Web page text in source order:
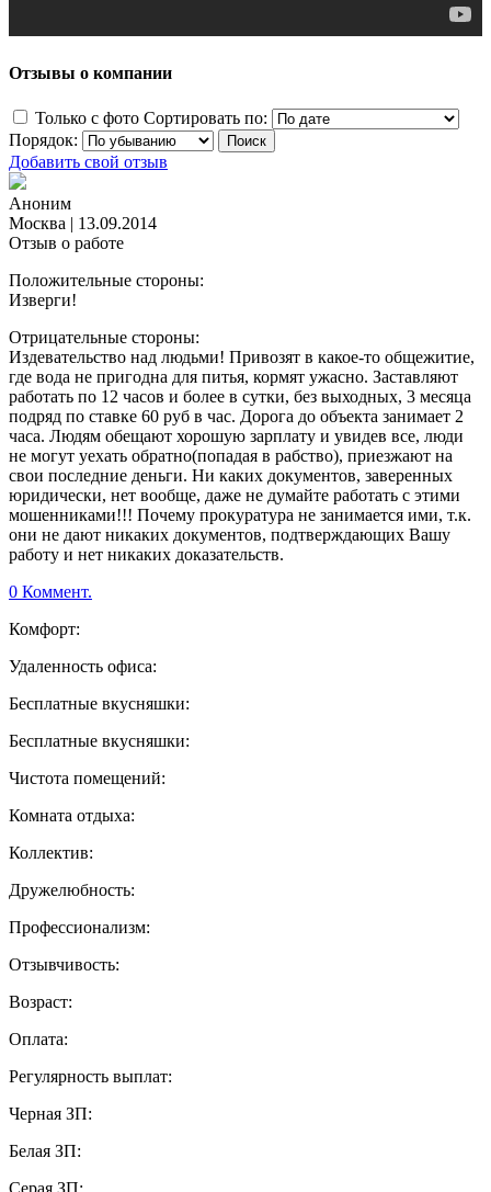
Отзывы о компании
Только с фото Сортировать по:
Порядок:
Добавить свой отзыв
Аноним
Москва | 13.09.2014
Отзыв о работе
Положительные стороны:
Изверги!
Отрицательные стороны:
Издевательство над людьми! Привозят в какое-то общежитие,
где вода не пригодна для питья, кормят ужасно. Заставляют
работать по 12 часов и более в сутки, без выходных, 3 месяца
подряд по ставке 60 руб в час. Дорога до объекта занимает 2
часа. Людям обещают хорошую зарплату и увидев все, люди
не могут уехать обратно(попадая в рабство), приезжают на
свои последние деньги. Ни каких документов, заверенных
юридически, нет вообще, даже не думайте работать с этими
мошенниками!!! Почему прокуратура не занимается ими, т.к.
они не дают никаких документов, подтверждающих Вашу
работу и нет никаких доказательств.
0 Коммент.
Комфорт:
Удаленность офиса:
Бесплатные вкусняшки:
Бесплатные вкусняшки:
Чистота помещений:
Комната отдыха:
Коллектив:
Дружелюбность:
Профессионализм:
Отзывчивость:
Возраст:
Оплата:
Регулярность выплат:
Черная ЗП:
Белая ЗП: